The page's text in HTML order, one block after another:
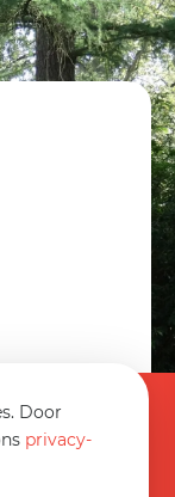
Door
privacy-